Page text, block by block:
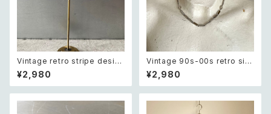
Vintage retro stripe desig
n earring レトロ ヴィンテージ
アクセサリー シルバー ストライ
プ デザイン イヤリング
¥2,980
Vintage 90s-00s retro silv
er tone design chain neckl
ace レトロ ヴィンテージ アクセ
サリー シルバー デザイン チェ
¥2,980